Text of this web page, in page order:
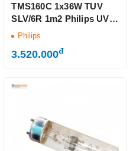
TMS160C 1x36W TUV
SLV/6R 1m2 Philips UV-C
có cảm biến
Philips
3.520.000đ